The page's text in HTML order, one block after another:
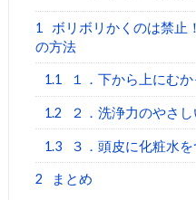
1
ボリボリかくのは禁止
の方法
1.1 １．下から上にむ
1.2 ２．洗浄力のやさ
1.3 ３．頭皮に化粧水を
2 まとめ